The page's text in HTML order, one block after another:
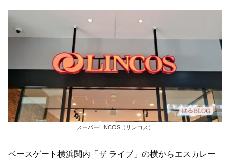
スーパーLINCOS（リンコス）
ベースゲート横浜関内「ザ ライブ」の横からエスカレー